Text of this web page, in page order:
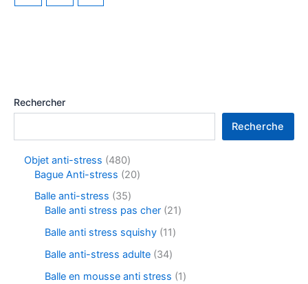
Rechercher
Recherche
Objet anti-stress
480
Bague Anti-stress
20
Balle anti-stress
35
Balle anti stress pas cher 21
Balle anti stress squishy 11
Balle anti-stress adulte 34
Balle en mousse anti stress
1